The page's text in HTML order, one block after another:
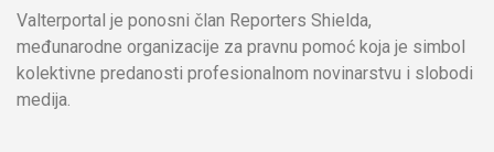
Valterportal je ponosni član Reporters Shielda,
međunarodne organizacije za pravnu pomoć koja je simbol
kolektivne predanosti profesionalnom novinarstvu i slobodi
medija.